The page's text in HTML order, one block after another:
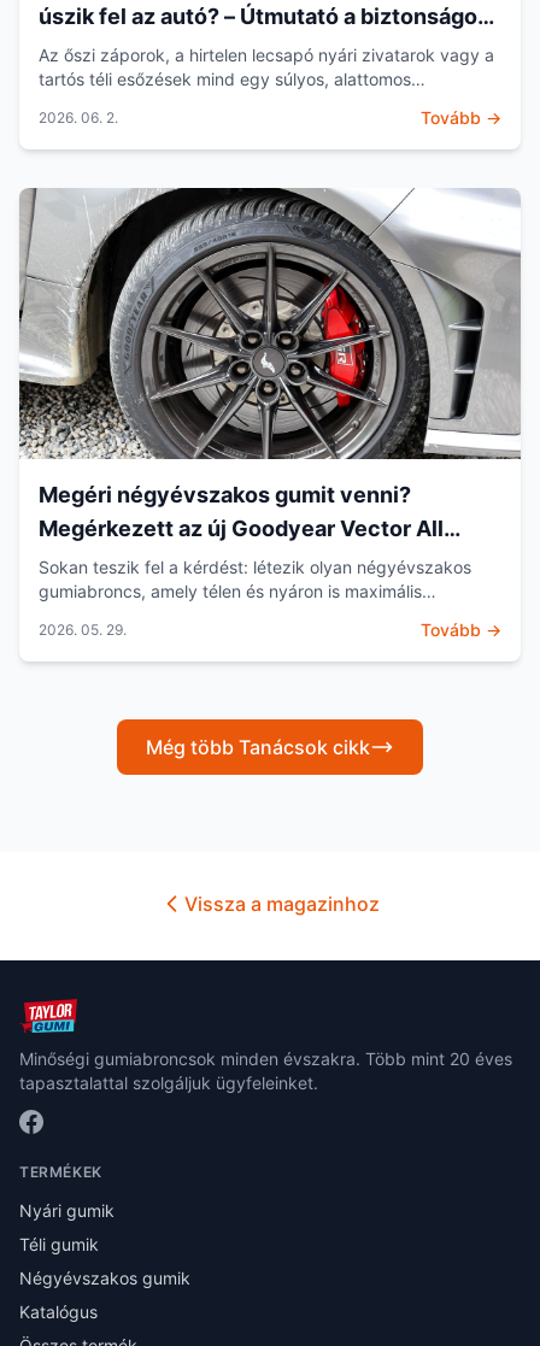
úszik fel az autó? – Útmutató a biztonságos
vezetéshez
Az őszi záporok, a hirtelen lecsapó nyári zivatarok vagy a
tartós téli esőzések mind egy súlyos, alattomos
a...
2026. 06. 2. Tovább →
Megéri négyévszakos gumit venni?
Megérkezett az új Goodyear Vector All
Season 4!
Sokan teszik fel a kérdést: létezik olyan négyévszakos
gumiabroncs, amely télen és nyáron is maximális
félévenk...
2026. 05. 29. Tovább →
Még több Tanácsok cikk
Vissza a magazinhoz
Minőségi gumiabroncsok minden évszakra. Több mint 20 éves
tapasztalattal szolgáljuk ügyfeleinket.
TERMÉKEK
Nyári gumik
Téli gumik
Négyévszakos gumik
Katalógus